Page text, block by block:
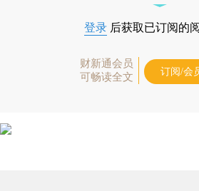
登录 后获取已订阅的
财新通会员
可畅读全文
订阅/会